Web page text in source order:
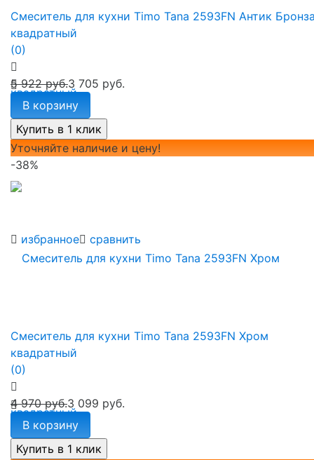
избранное сравнить
Смеситель для кухни Timo Tana 2593FN Антик
квадратный
(0)
5 922 руб.3 705 руб.
В корзину
Уточняйте наличие и цену!
-38%
Смеситель для кухни Timo Tana 2593FN Хром
квадратный
(0)
4 970 руб.3 099 руб.
В корзину